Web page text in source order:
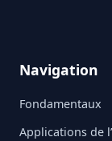
Navigation
Fondamentaux
Applications de